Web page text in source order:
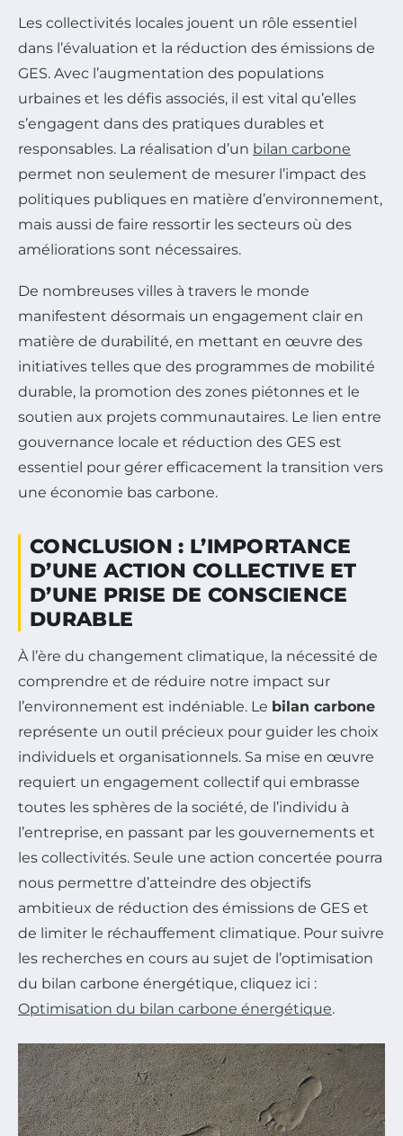
Les collectivités locales jouent un rôle essentiel
dans l’évaluation et la réduction des émissions de
GES. Avec l’augmentation des populations
urbaines et les défis associés, il est vital qu’elles
s’engagent dans des pratiques durables et
responsables. La réalisation d’un bilan carbone
permet non seulement de mesurer l’impact des
politiques publiques en matière d’environnement,
mais aussi de faire ressortir les secteurs où des
améliorations sont nécessaires.
De nombreuses villes à travers le monde
manifestent désormais un engagement clair en
matière de durabilité, en mettant en œuvre des
initiatives telles que des programmes de mobilité
durable, la promotion des zones piétonnes et le
soutien aux projets communautaires. Le lien entre
gouvernance locale et réduction des GES est
essentiel pour gérer efficacement la transition vers
une économie bas carbone.
CONCLUSION : L’IMPORTANCE
D’UNE ACTION COLLECTIVE ET
D’UNE PRISE DE CONSCIENCE
DURABLE
À l’ère du changement climatique, la nécessité de
comprendre et de réduire notre impact sur
l’environnement est indéniable. Le bilan carbone
représente un outil précieux pour guider les choix
individuels et organisationnels. Sa mise en œuvre
requiert un engagement collectif qui embrasse
toutes les sphères de la société, de l’individu à
l’entreprise, en passant par les gouvernements et
les collectivités. Seule une action concertée pourra
nous permettre d’atteindre des objectifs
ambitieux de réduction des émissions de GES et
de limiter le réchauffement climatique. Pour suivre
les recherches en cours au sujet de l’optimisation
du bilan carbone énergétique, cliquez ici :
Optimisation du bilan carbone énergétique.